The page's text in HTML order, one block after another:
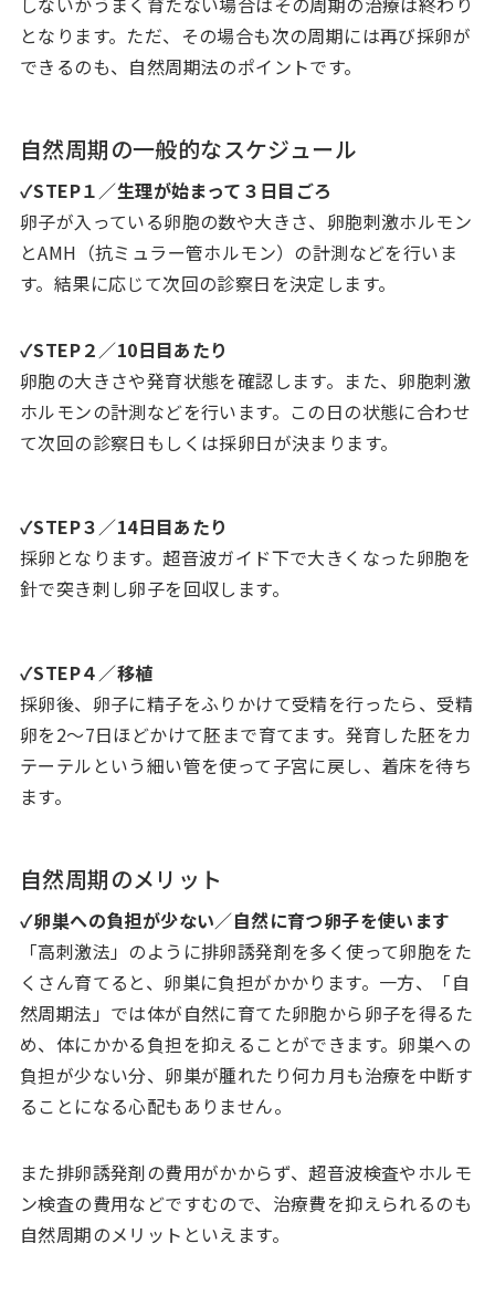
となります。ただ、その場合も次の周期には再び採卵が
できるのも、自然周期法のポイントです。
自然周期の一般的なスケジュール
✓STEP１／生理が始まって３日目ごろ
卵子が入っている卵胞の数や大きさ、卵胞刺激ホルモン
とAMH（抗ミュラー管ホルモン）の計測などを行いま
す。結果に応じて次回の診察日を決定します。
✓STEP２／10日目あたり
卵胞の大きさや発育状態を確認します。また、卵胞刺激
ホルモンの計測などを行います。この日の状態に合わせ
て次回の診察日もしくは採卵日が決まります。
✓STEP３／14日目あたり
採卵となります。超音波ガイド下で大きくなった卵胞を
針で突き刺し卵子を回収します。
✓STEP４／移植
採卵後、卵子に精子をふりかけて受精を行ったら、受精
卵を2～7日ほどかけて胚まで育てます。発育した胚をカ
テーテルという細い管を使って子宮に戻し、着床を待ち
ます。
自然周期のメリット
✓卵巣への負担が少ない／自然に育つ卵子を使います
「高刺激法」のように排卵誘発剤を多く使って卵胞をた
くさん育てると、卵巣に負担がかかります。一方、「自
然周期法」では体が自然に育てた卵胞から卵子を得るた
め、体にかかる負担を抑えることができます。卵巣への
負担が少ない分、卵巣が腫れたり何カ月も治療を中断す
ることになる心配もありません。
また排卵誘発剤の費用がかからず、超音波検査やホルモ
ン検査の費用などですむので、治療費を抑えられるのも
自然周期のメリットといえます。